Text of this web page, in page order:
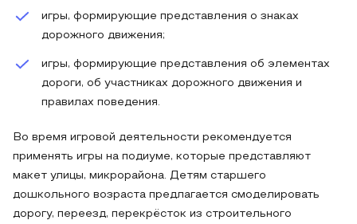
игры, формирующие представления о знаках
дорожного движения;
игры, формирующие представления об элементах
дороги, об участниках дорожного движения и
правилах поведения.
Во время игровой деятельности рекомендуется
применять игры на подиуме, которые представляют
макет улицы, микрорайона. Детям старшего
дошкольного возраста предлагается смоделировать
дорогу, переезд, перекрёсток из строительного